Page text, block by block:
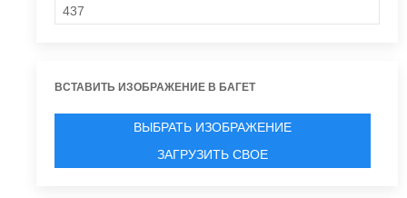
ВСТАВИТЬ ИЗОБРАЖЕНИЕ В БАГЕТ
ВЫБРАТЬ ИЗОБРАЖЕНИЕ
ЗАГРУЗИТЬ СВОЕ